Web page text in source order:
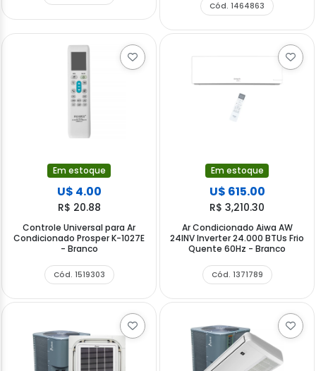
Cód. 1464863
Em estoque
U$ 4.00
R$ 20.88
Controle Universal para Ar
Condicionado Prosper K-1027E
- Branco
Cód. 1519303
Em estoque
U$ 615.00
R$ 3,210.30
Ar Condicionado Aiwa AW
24INV Inverter 24.000 BTUs Frio
Quente 60Hz - Branco
Cód. 1371789